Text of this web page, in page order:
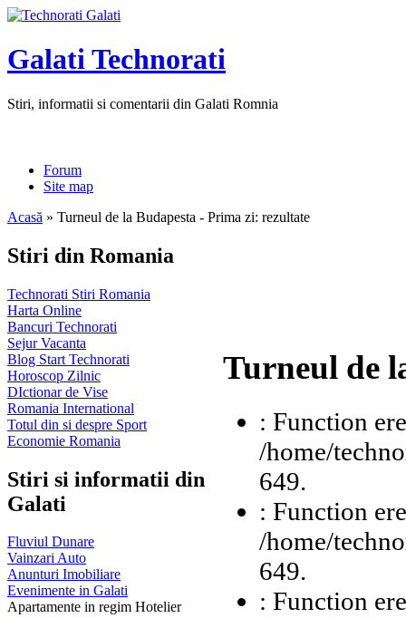
Galati Technorati
Stiri, informatii si comentarii din Galati Romnia
Forum
Site map
Acasă » Turneul de la Budapesta - Prima zi: rezultate
Stiri din Romania
Technorati Stiri Romania
Harta Online
Bancuri Technorati
Sejur Vacanta
Blog Start Technorati
Horoscop Zilnic
DIctionar de Vise
Romania International
Totul din si despre Sport
Economie Romania
Stiri si informatii din
Galati
Fluviul Dunare
Vainzari Auto
Anunturi Imobiliare
Evenimente in Galati
Apartamente in regim Hotelier
Turneul de
: Function
/home/
649.
: Function
/home/
649.
: Function